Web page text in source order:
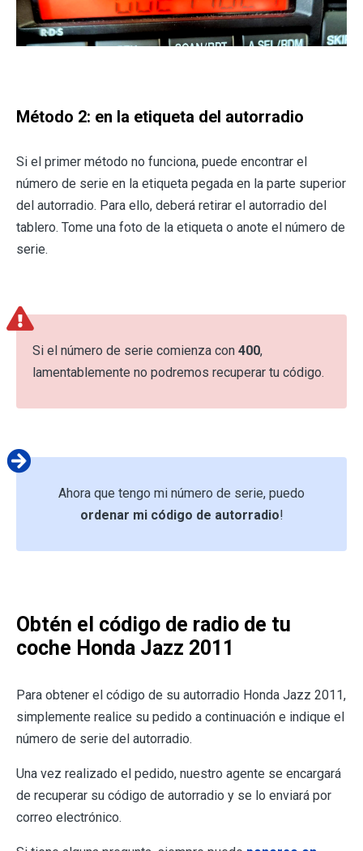
Método 2: en la etiqueta del autorradio
Si el primer método no funciona, puede encontrar el
número de serie en la etiqueta pegada en la parte superior
del autorradio. Para ello, deberá retirar el autorradio del
tablero. Tome una foto de la etiqueta o anote el número de
serie.
Si el número de serie comienza con 400,
lamentablemente no podremos recuperar tu código.
Ahora que tengo mi número de serie, puedo
ordenar mi código de autorradio!
Obtén el código de radio de tu
coche Honda Jazz 2011
Para obtener el código de su autorradio Honda Jazz 2011,
simplemente realice su pedido a continuación e indique el
número de serie del autorradio.
Una vez realizado el pedido, nuestro agente se encargará
de recuperar su código de autorradio y se lo enviará por
correo electrónico.